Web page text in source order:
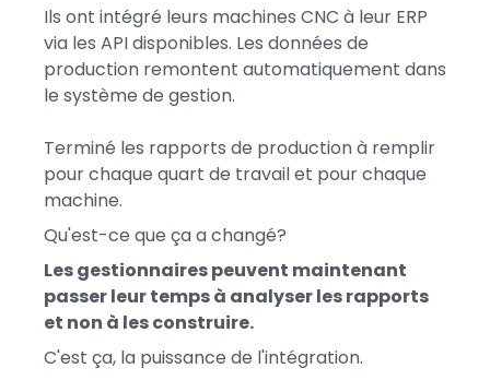
Ils ont intégré leurs machines CNC à leur ERP
via les API disponibles. Les données de
production remontent automatiquement dans
le système de gestion.
Terminé les rapports de production à remplir
pour chaque quart de travail et pour chaque
machine.
Qu'est-ce que ça a changé?
Les gestionnaires peuvent maintenant
passer leur temps à analyser les rapports
et non à les construire.
C'est ça, la puissance de l'intégration.